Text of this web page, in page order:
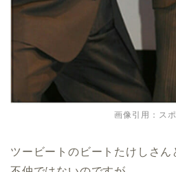
画像引用：ス
ツービートのビートたけしさん